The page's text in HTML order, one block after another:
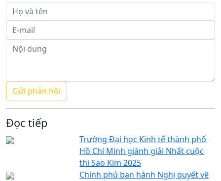
Đọc tiếp
Trường Đại học Kinh tế thành phố
Hồ Chí Minh giành giải Nhất cuộc
thi Sao Kim 2025
Chính phủ ban hành Nghị quyết về